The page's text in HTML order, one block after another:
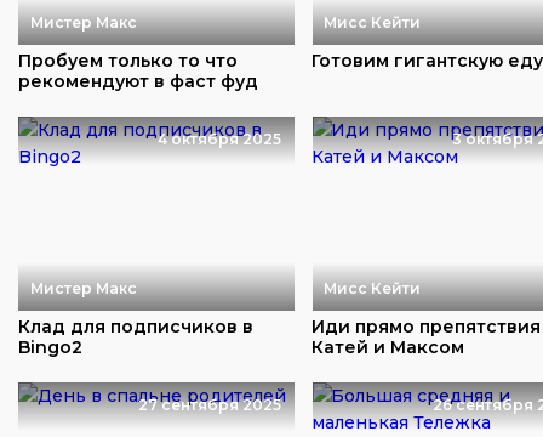
Мистер Макс
Пробуем только то что
рекомендуют в фаст фуд
Мисс Кейти
Готовим гигантскую еду
4 октября 2025
Мистер Макс
Клад для подписчиков в
Bingo2
3 октября
Мисс Кейти
Иди прямо
Катей и Максом
27 сентября 2025 26 сентября